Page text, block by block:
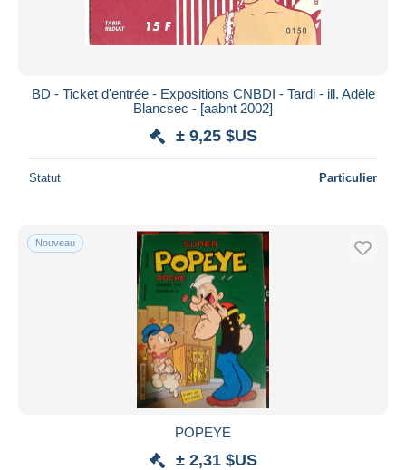
BD - Ticket d'entrée - Expositions CNBDI - Tardi - ill. Adèle
Blancsec - [aabnt 2002]
± 9,25 $US
Statut Particulier
Nouveau
POPEYE
± 2,31 $US